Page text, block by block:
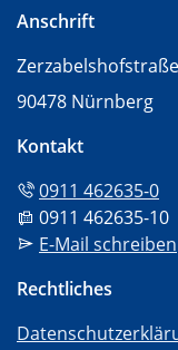
Anschrift
90478 Nürnberg
Kontakt
Tel:
0911 462635-0
Fax:
0911 462635-10
Mail:
E-Mail schreiben
Rechtliches